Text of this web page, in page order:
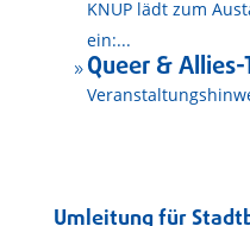
KNUP lädt zum
ein:...
9 Queer &